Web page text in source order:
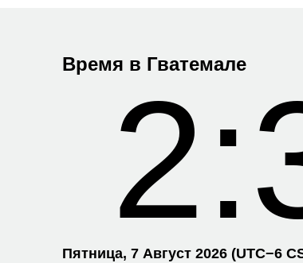
Время в Гватемале
Пятница, 7 Август 2026 (UTC−6